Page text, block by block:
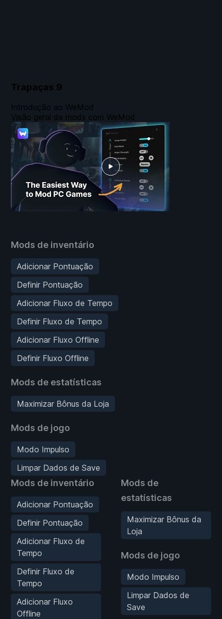
Trapaças 9
Mods de inventário
Adicionar Pontuação
Definir Pontuação
Adicionar Fluxo de Tempo
Definir Fluxo de Tempo
Adicionar Fluxo Offline
Definir Fluxo Offline
Mods de estatísticas
Maximizar Bônus da Loja
Mods de jogo
Modo Impulso
Limpar Dados de Save
Mods de inventário
Adicionar Pontuação
Definir Pontuação
Adicionar Fluxo de
Tempo
Definir Fluxo de
Tempo
Adicionar Fluxo
Offline
Mods de
estatísticas
Maximizar Bônus da
Loja
Mods de jogo
Modo Impulso
Limpar Dados de
Save
Introdução ao WeMod
Visão geral de mods com WeMod